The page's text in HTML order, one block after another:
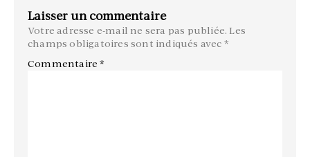
Laisser un commentaire
Votre adresse e-mail ne sera pas publiée. Les
champs obligatoires sont indiqués avec *
Commentaire*